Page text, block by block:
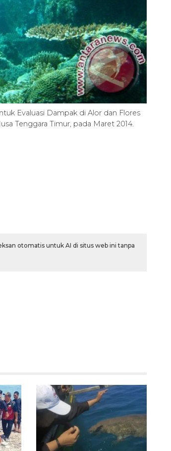
Evaluasi Dampak di Alor dan Flores
Tenggara Timur, pada Maret 2014.
otomatis untuk AI di situs web ini tanpa